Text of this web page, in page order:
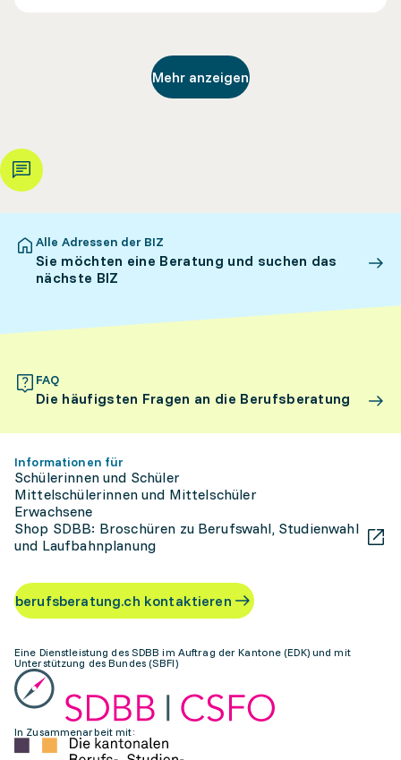
Mehr anzeigen
Alle Adressen der BIZ
Sie möchten eine Beratung und suchen das
nächste BIZ
FAQ
Die häufigsten Fragen an die Berufsberatung
Informationen für
Schülerinnen und Schüler
Mittelschülerinnen und Mittelschüler
Erwachsene
Shop SDBB: Broschüren zu Berufswahl, Studienwahl
und Laufbahnplanung
berufsberatung.ch kontaktieren
Eine Dienstleistung des SDBB im Auftrag der Kantone (EDK) und mit
Unterstützung des Bundes (SBFI)
In Zusammenarbeit mit: